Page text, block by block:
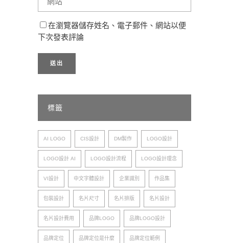
在瀏覽器儲存姓名、電子郵件、網站以便
下次發表評論
標籤
AI LOGO CIS設計 DM製作 LOGO設計
LOGO設計 AI LOGO設計流程 LOGO設計理念
VI設計 中文字體設計 企業識別 作品集
包裝設計 名片尺寸 名片排版 名片設計
名片設計費用 品牌LOGO 品牌LOGO設計
品牌定位 品牌定位是什麼 品牌定位範例